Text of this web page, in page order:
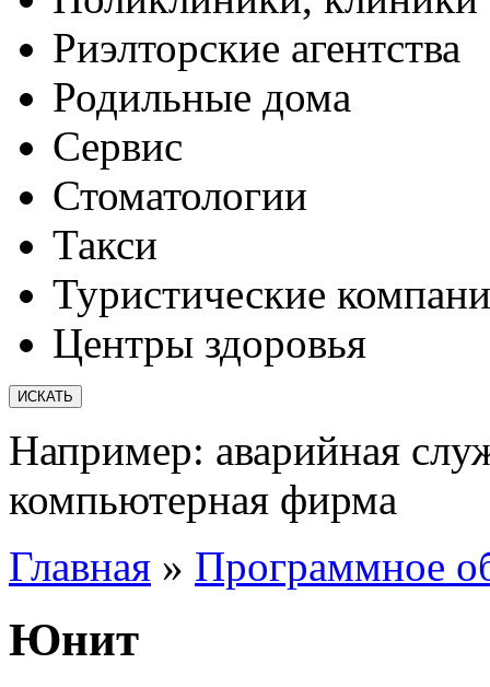
Риэлторские агентства
Родильные дома
Сервис
Стоматологии
Такси
Туристические
Центры здоровья
Например: аварийная
компьютерная фирма
Главная » Программное
Юнит